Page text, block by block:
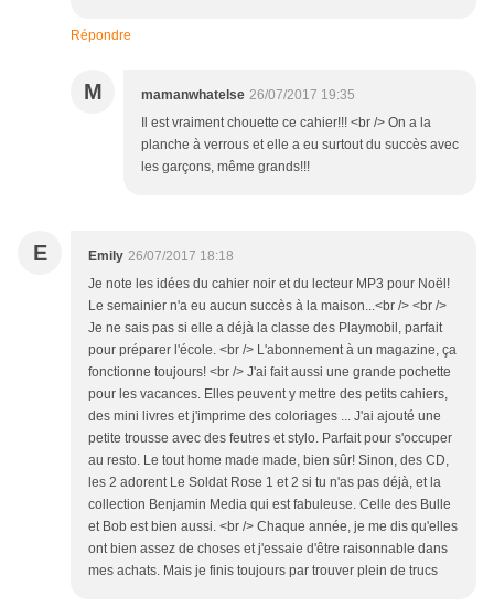
Répondre
M mamanwhatelse 26/07/2017 19:35
Il est vraiment chouette ce cahier!!! <br /> On a la
planche à verrous et elle a eu surtout du succès avec
les garçons, même grands!!!
E Emily 26/07/2017 18:18
Je note les idées du cahier noir et du lecteur MP3 pour Noël!
Le semainier n'a eu aucun succès à la maison...<br /> <br />
Je ne sais pas si elle a déjà la classe des Playmobil, parfait
pour préparer l'école. <br /> L'abonnement à un magazine, ça
fonctionne toujours! <br /> J'ai fait aussi une grande pochette
pour les vacances. Elles peuvent y mettre des petits cahiers,
des mini livres et j'imprime des coloriages ... J'ai ajouté une
petite trousse avec des feutres et stylo. Parfait pour s'occuper
au resto. Le tout home made made, bien sûr! Sinon, des CD,
les 2 adorent Le Soldat Rose 1 et 2 si tu n'as pas déjà, et la
collection Benjamin Media qui est fabuleuse. Celle des Bulle
et Bob est bien aussi. <br /> Chaque année, je me dis qu'elles
ont bien assez de choses et j'essaie d'être raisonnable dans
mes achats. Mais je finis toujours par trouver plein de trucs